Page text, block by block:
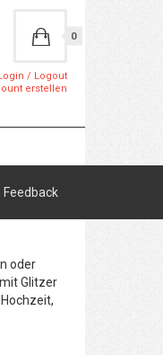
0
/ Logout
erstellen
Feedback
oder
Glitzer